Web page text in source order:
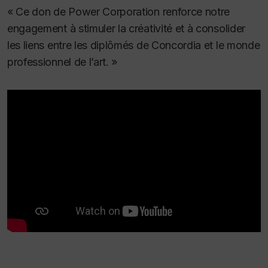
« Ce don de Power Corporation renforce notre
engagement à stimuler la créativité et à consolider
les liens entre les diplômés de Concordia et le monde
professionnel de l’art. »